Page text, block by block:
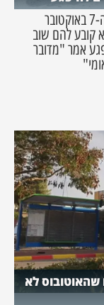
המוסד לביטוח לאומי כופה על נפגעים רבים מה-7 באוקטובר
קובע להם שוב
אמר "מדובר
נוסע תיעד 48 פעמים שהאוטובוס לא